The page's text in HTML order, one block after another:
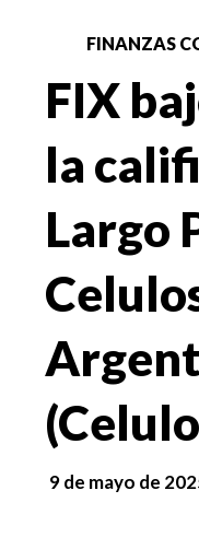
FINANZAS
FIX
la
Largo
9 de mayo de